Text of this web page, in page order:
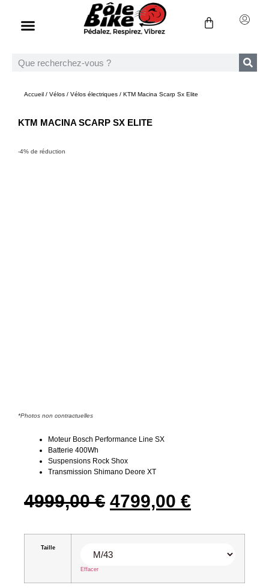
Accueil / Vélos / Vélos électriques / KTM Macina Scarp Sx Elite
KTM MACINA SCARP SX ELITE
-4% de réduction
*Photos non contractuelles
Moteur Bosch Performance Line SX
Batterie 400Wh
Suspensions Rock Shox
Transmission Shimano Deore XT
4999,00€ 4799,00 €
Taille
Effacer